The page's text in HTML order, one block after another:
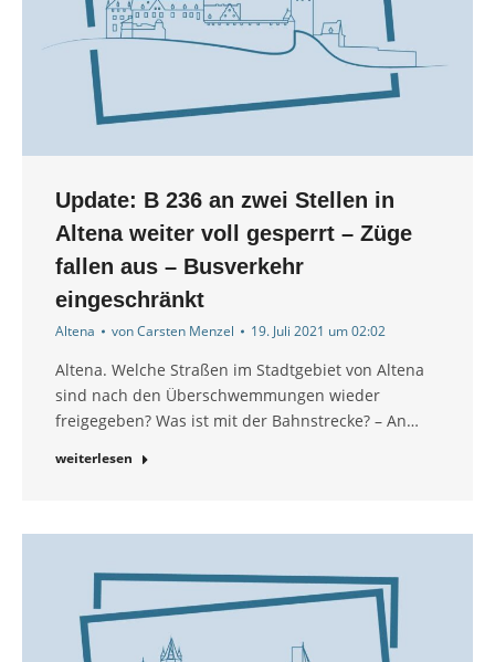
Update: B 236 an zwei Stellen in
Altena weiter voll gesperrt – Züge
fallen aus – Busverkehr
eingeschränkt
Altena vonCarsten Menzel 19. Juli 2021 um 02:02
Altena. Welche Straßen im Stadtgebiet von Altena
sind nach den Überschwemmungen wieder
freigegeben? Was ist mit der Bahnstrecke? – An…
weiterlesen